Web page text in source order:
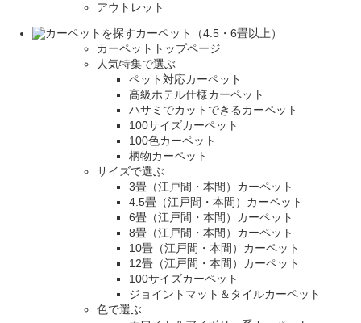
アウトレット
カーペット（4.5・6畳以上）
カーペットトップページ
人気特集で選ぶ
ペット対応カーペット
高級ホテル仕様カーペット
ハサミでカットできるカーペット
100サイズカーペット
100色カーペット
柄物カーペット
サイズで選ぶ
3畳（江戸間・本間）カーペット
4.5畳（江戸間・本間）カーペット
6畳（江戸間・本間）カーペット
8畳（江戸間・本間）カーペット
10畳（江戸間・本間）カーペット
12畳（江戸間・本間）カーペット
100サイズカーペット
ジョイントマット＆タイルカーペット
色で選ぶ